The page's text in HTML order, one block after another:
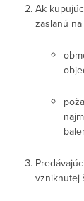
Ak
zaslanú
vzniknutej